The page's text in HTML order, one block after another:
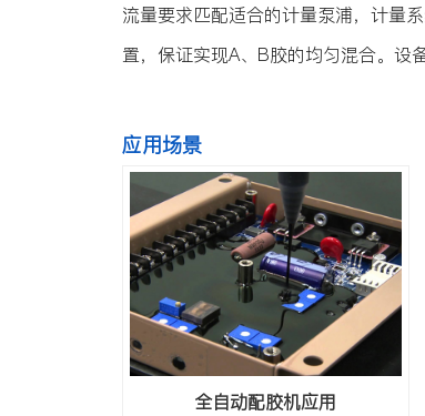
流量要求匹配适合的计量泵浦，计量
置，保证实现A、B胶的均匀混合。设
应用场景
全自动配胶机应用